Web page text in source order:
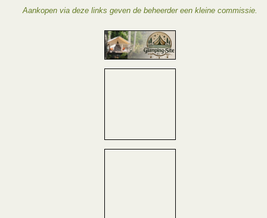
Aankopen via deze links geven de beheerder een kleine commissie.